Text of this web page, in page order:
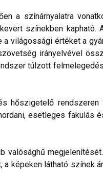
a színárnyalatra
színekben kapható.
világossági értéket a
irányelvével
túlzott
hőszigetelő rendszeren
esetleges fakulás
valósághű
képeken látható színek